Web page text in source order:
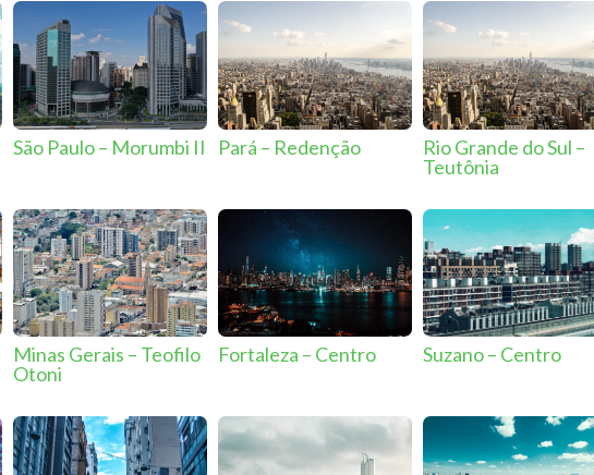
São Paulo – Morumbi II Pará – Redenção
Rio Grande do Sul –
Teutônia
Minas Gerais – Teofilo
Otoni
Fortaleza – Centro Suzano – Centro